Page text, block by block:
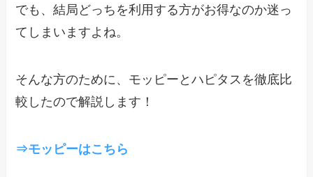
でも、結局どっちを利用する方がお得なのか迷っ
てしまいますよね。
そんな方のために、モッピーとハピタスを徹底比
較したので解説します！
⇒モッピーはこちら